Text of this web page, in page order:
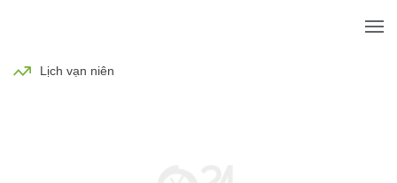
Lịch vạn niên